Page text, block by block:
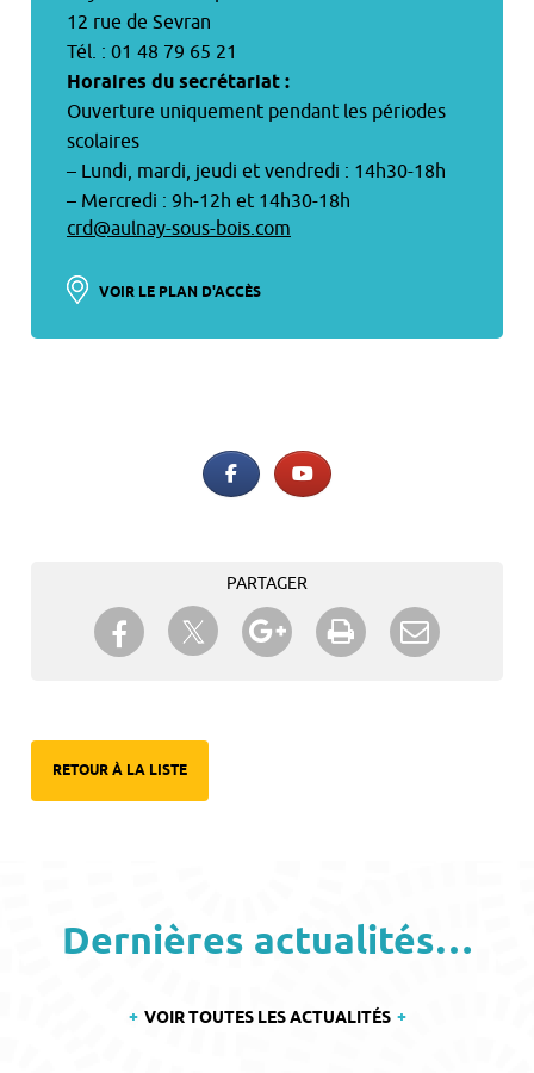
12 rue de Sevran
Tél. : 01 48 79 65 21
Horaires du secrétariat :
Ouverture uniquement pendant les périodes
scolaires
– Lundi, mardi, jeudi et vendredi : 14h30-18h
– Mercredi : 9h-12h et 14h30-18h
crd@aulnay-sous-bois.com
VOIR LE PLAN D'ACCÈS
PARTAGER
Partager sur Facebook
Partager sur TwitterPartager sur Google+
Imprimer
RETOUR À LA LISTE
Dernières actualités…
VOIR TOUTES LES ACTUALITÉS